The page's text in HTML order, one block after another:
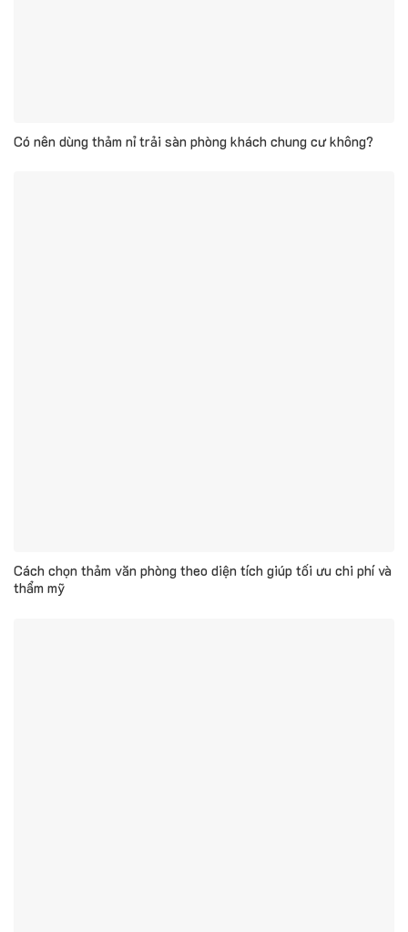
Có nên dùng thảm nỉ trải sàn phòng khách chung cư không?
Cách chọn thảm văn phòng theo diện tích giúp tối ưu chi phí và
thẩm mỹ